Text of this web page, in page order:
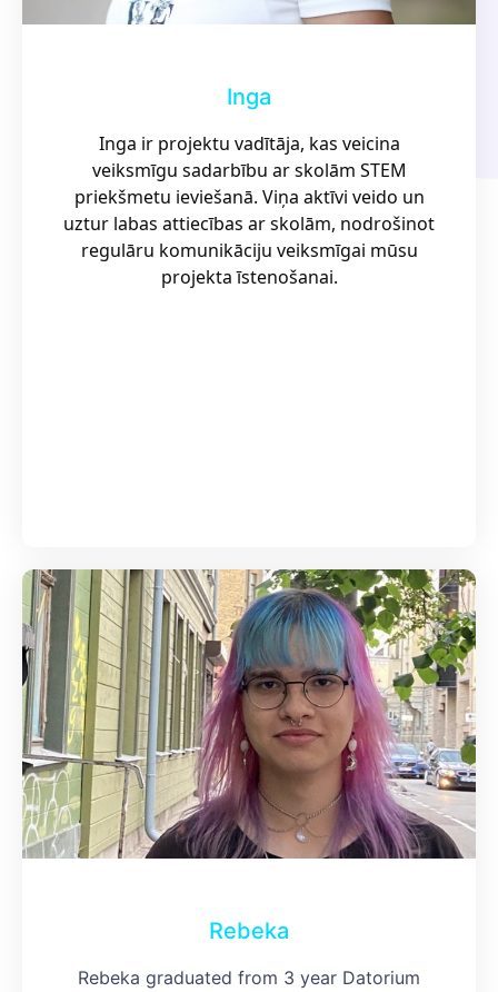
Inga
Inga ir projektu vadītāja, kas veicina
veiksmīgu sadarbību ar skolām STEM
priekšmetu ieviešanā. Viņa aktīvi veido un
uztur labas attiecības ar skolām, nodrošinot
regulāru komunikāciju veiksmīgai mūsu
projekta īstenošanai.
Rebeka
Rebeka graduated from 3 year Datorium